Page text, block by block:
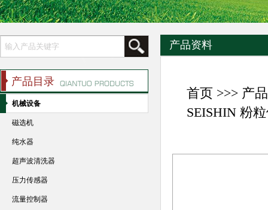
产品资料
首页 >>> 产
SEISHIN 粉
产品目录
机械设备
磁选机
纯水器
超声波清洗器
压力传感器
流量控制器